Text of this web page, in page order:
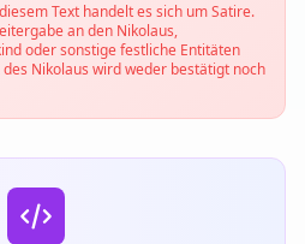
Text handelt es sich um Satire.
an den Nikolaus,
oder sonstige festliche Entitäten
Nikolaus wird weder bestätigt noch